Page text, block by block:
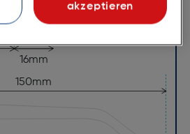
16mm
150mm
akzeptieren